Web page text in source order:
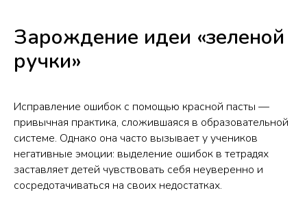
Зарождение идеи «зеленой
ручки»
Исправление ошибок с помощью красной пасты —
привычная практика, сложившаяся в образовательной
системе. Однако она часто вызывает у учеников
негативные эмоции: выделение ошибок в тетрадях
заставляет детей чувствовать себя неуверенно и
сосредотачиваться на своих недостатках.